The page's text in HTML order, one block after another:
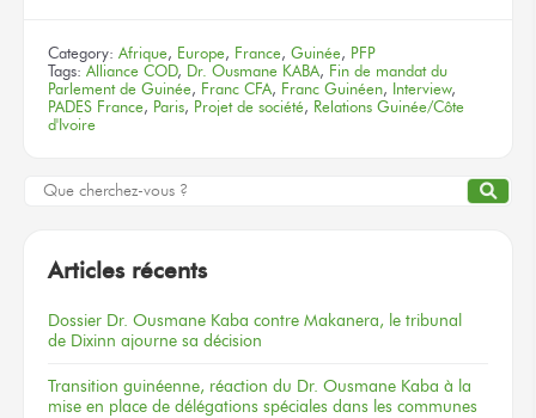
Category: Afrique, Europe, France, Guinée, PFP
Tags: Alliance COD, Dr. Ousmane KABA, Fin de mandat du
Parlement de Guinée, Franc CFA, Franc Guinéen, Interview,
PADES France, Paris, Projet de société, Relations Guinée/Côte
d'Ivoire
Articles récents
Dossier Dr. Ousmane Kaba contre Makanera, le tribunal
de Dixinn ajourne sa décision
Transition guinéenne, réaction du Dr. Ousmane Kaba à la
mise en place de délégations spéciales dans les communes